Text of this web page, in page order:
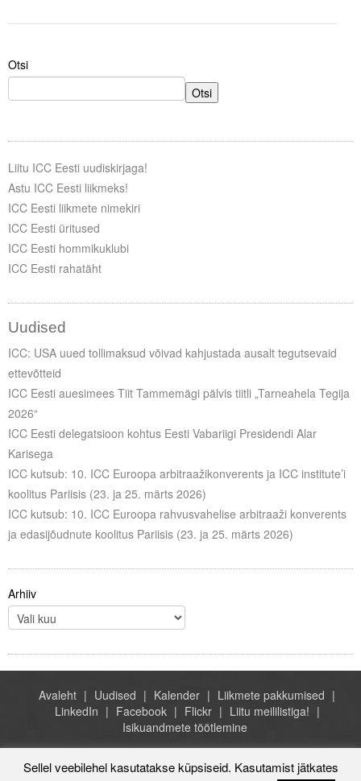
Otsi
Otsi
Liitu ICC Eesti uudiskirjaga!
Astu ICC Eesti liikmeks!
ICC Eesti liikmete nimekiri
ICC Eesti üritused
ICC Eesti hommikuklubi
ICC Eesti rahatäht
Uudised
ICC: USA uued tollimaksud võivad kahjustada ausalt tegutsevaid
ettevõtteid
ICC Eesti auesimees Tiit Tammemägi pälvis tiitli „Tarneahela Tegija
2026“
ICC Eesti delegatsioon kohtus Eesti Vabariigi Presidendi Alar
Karisega
ICC kutsub: 10. ICC Euroopa arbitraažikonverents ja ICC institute’i
koolitus Pariisis (23. ja 25. märts 2026)
ICC kutsub: 10. ICC Euroopa rahvusvahelise arbitraaži konverents
ja edasijõudnute koolitus Pariisis (23. ja 25. märts 2026)
Arhiiv
Avaleht Uudised Kalender
Liikmete pakkumised
LinkedIn
Facebook Flickr
Liitu meililistiga!
Isikuandmete töötlemine
Sellel veebilehel kasutatakse küpsiseid. Kasutamist jätkates